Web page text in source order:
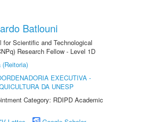
Batlouni
for Scientific and Technological
Research Fellow - Level 1D
(Reitoria)
EXECUTIVA -
DA UNESP
Category: RDIPD Academic